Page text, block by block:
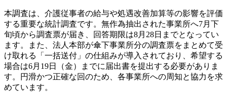
本調査は、介護従事者の給与や処遇改善加算等の影響を評価
する重要な統計調査です。無作為抽出された事業所へ7月下
旬頃から調査票が届き、回答期限は8月28日までとなってい
ます。また、法人本部が傘下事業所分の調査票をまとめて受
け取れる「一括送付」の仕組みが導入されており、希望する
場合は6月19日（金）までに届出書を提出する必要がありま
す。円滑かつ正確な回のため、各事業所への周知と協力を求
めています。